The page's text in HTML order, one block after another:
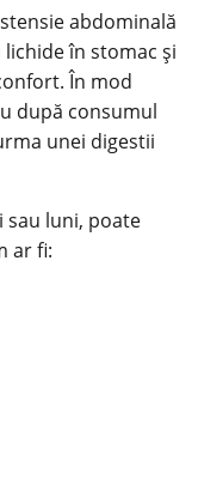
abdominală
lichide în stomac și
În mod
după consumul
unei digestii
sau luni, poate
ar fi: